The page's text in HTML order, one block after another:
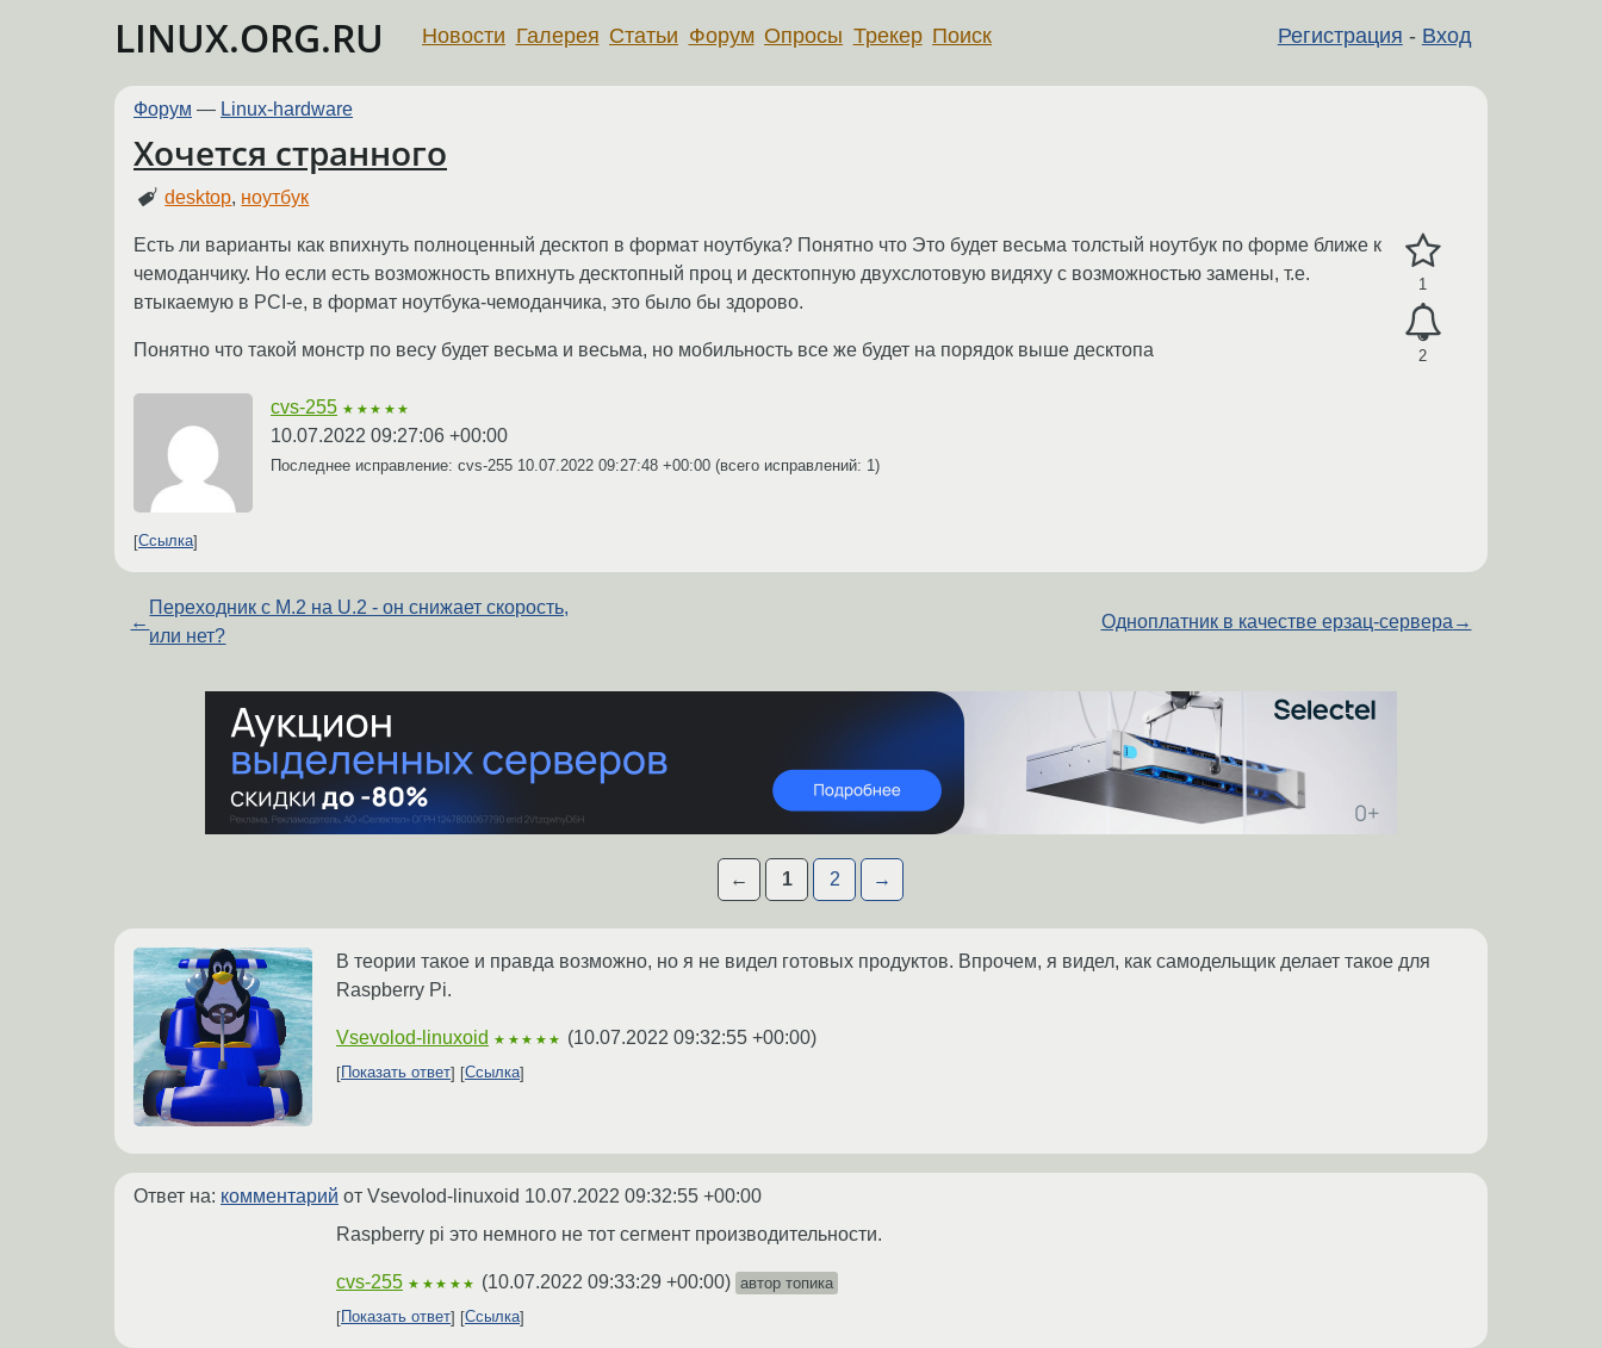
LINUX.ORG.RU Регистрация - Вход
Новости Галерея Статьи Форум Опросы Трекер Поиск
Форум — Linux-hardware
Хочется странного
desktop, ноутбук
1
2
Есть ли варианты как впихнуть полноценный десктоп в формат ноутбука? Понятно что Это будет весьма толстый ноутбук по форме ближе к
чемоданчику. Но если есть возможность впихнуть десктопный проц и десктопную двухслотовую видяху с возможностью замены, т.е.
втыкаемую в PCI-e, в формат ноутбука-чемоданчика, это было бы здорово.
Понятно что такой монстр по весу будет весьма и весьма, но мобильность все же будет на порядок выше десктопа
cvs-255 ★★★★★
10.07.2022 09:27:06 +00:00
Последнее исправление: cvs-255 10.07.2022 09:27:48 +00:00 (всего исправлений: 1)
Ссылка
←
Переходник с M.2 на U.2 - он снижает скорость,
или нет?
Одноплатник в качестве ерзац-сервера →
← 1 2 →
В теории такое и правда возможно, но я не видел готовых продуктов. Впрочем, я видел, как самодельщик делает такое для
Raspberry Pi.
Vsevolod-linuxoid ★★★★★ (10.07.2022 09:32:55 +00:00)
Показать ответ Ссылка
Ответ на: комментарий от Vsevolod-linuxoid 10.07.2022 09:32:55 +00:00
Raspberry pi это немного не тот сегмент производительности.
cvs-255 ★★★★★ (10.07.2022 09:33:29 +00:00) автор топика
Показать ответ
Ссылка